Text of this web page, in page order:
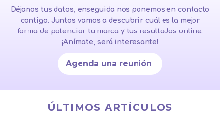
Déjanos tus datos, enseguida nos ponemos en contacto
contigo. Juntos vamos a descubrir cuál es la mejor
forma de potenciar tu marca y tus resultados online.
¡Anímate, será interesante!
Agenda una reunión
ÚLTIMOS ARTÍCULOS